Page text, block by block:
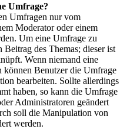
Umfrage?
Umfragen nur vom
Moderator oder einem
Um eine Umfrage zu
Beitrag des Themas; dieser ist
Wenn niemand eine
können Benutzer die Umfrage
bearbeiten. Sollte allerdings
haben, so kann die Umfrage
Administratoren geändert
soll die Manipulation von
werden.